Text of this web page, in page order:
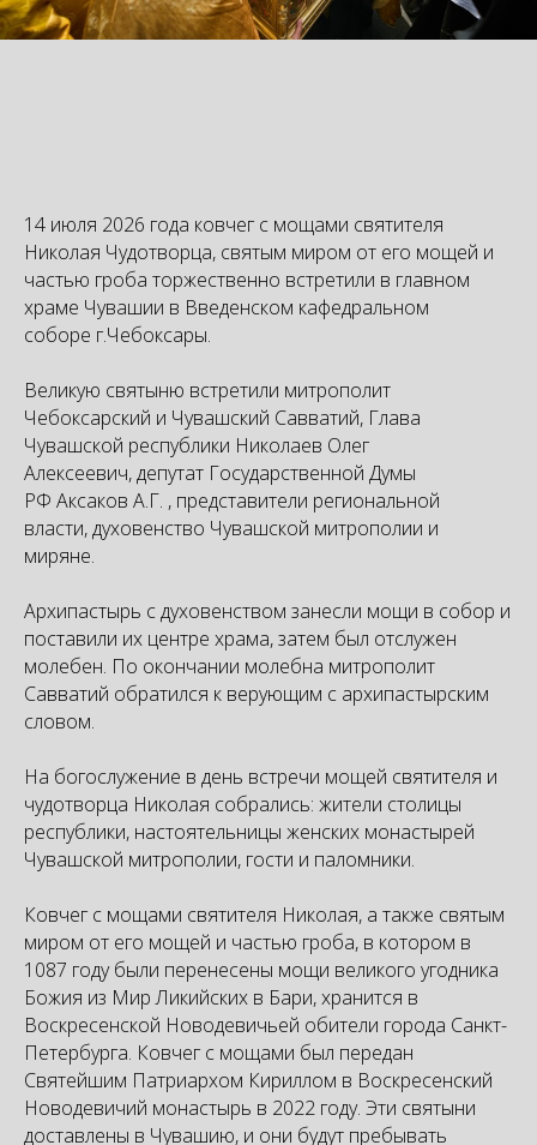
14 июля 2026 года ковчег с мощами святителя
Николая Чудотворца, святым миром от его мощей и
частью гроба торжественно встретили в главном
храме Чувашии в Введенском кафедральном
соборе г.Чебоксары.
Великую святыню встретили митрополит
Чебоксарский и Чувашский Савватий, Глава
Чувашской республики Николаев Олег
Алексеевич, депутат Государственной Думы
РФ Аксаков А.Г. , представители региональной
власти, духовенство Чувашской митрополии и
миряне.
Архипастырь с духовенством занесли мощи в собор и
поставили их центре храма, затем был отслужен
молебен. По окончании молебна митрополит
Савватий обратился к верующим с архипастырским
словом.
На богослужение в день встречи мощей святителя и
чудотворца Николая собрались: жители столицы
республики, настоятельницы женских монастырей
Чувашской митрополии, гости и паломники.
Ковчег с мощами святителя Николая, а также святым
миром от его мощей и частью гроба, в котором в
1087 году были перенесены мощи великого угодника
Божия из Мир Ликийских в Бари, хранится в
Воскресенской Новодевичьей обители города Санкт-
Петербурга. Ковчег с мощами был передан
Святейшим Патриархом Кириллом в Воскресенский
Новодевичий монастырь в 2022 году. Эти святыни
доставлены в Чувашию, и они будут пребывать